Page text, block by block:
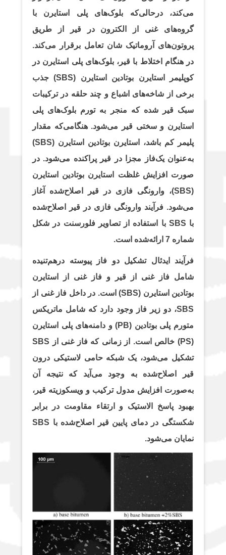
می‌کند، درحالی‌که بلوک‌های پلی استایرن با
گروه‌های غنی از الکترون در قیر از طریق
پروتون‌های آروماتیک شان تعامل برقرار می‌کند.
در هنگام اختلاط با قیر، بلوک‌های پلی استایرن در
کوپلیمر استایرن بوتادین استایرن (SBS) جذب
برخی از شاخه‌های اشباع و چند حلقه در ترکیبات
سبک قیر شده که منجر به تورم بلوک‌های پلی
استایرن و سختی قیر می‌شود. هنگامی‌که مقدار
پلیمر کم باشد، استایرن بوتادین استایرن (SBS)
به‌عنوان یک‌فاز مجزا در قیر پراکنده می‌شود. در
صورت افزایش غلظت استایرن بوتادین استایرن
(SBS)، وارونگی فازی در قیر اصلاح‌شده آغاز
می‌شود. فرآیند وارونگی فازی در قیر اصلاح‌شده
با SBS با استفاده از تصاویر فلورسنت در شکل
فرآیند ایدئال تشکیل دو فاز پیوسته درهم‌تنیده
شامل فاز غنی از قیر و فاز غنی از استایرن
بوتادین استایرن (SBS) است. در داخل فاز غنی از
SBS، دو زیر فاز وجود دارد که شامل ماتریکس
متورم پلی بوتادین (PB) و دامنه‌های پلی استایرن
(PS) خالص است. از زمانی که فاز غنی از SBS
تشکیل می‌شود، یک شبکه حامی لاستیکی درون
قیر اصلاح‌شده به وجود می‌آید که نتیجه آن
به‌صورت افزایش مدول ترکیب و ویسکوزیته قیر،
بهبود پاسخ الاستیک و ارتقاء مقاومت در برابر
شکستگی در دمای پایین قیر اصلاح‌شده با SBS
نمایان می‌شود.